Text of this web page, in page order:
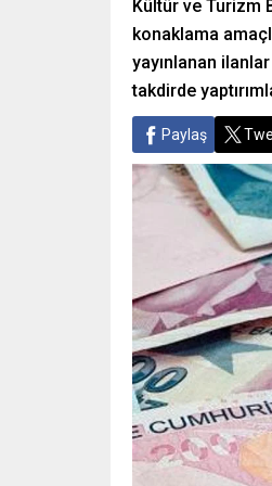
Kültür ve Turizm
konaklama
yayınlanan
takdirde
Paylaş